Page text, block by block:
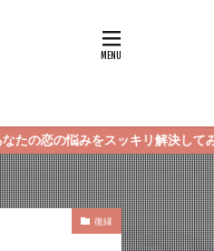
ッキリ解決してみてくださいね！
復縁